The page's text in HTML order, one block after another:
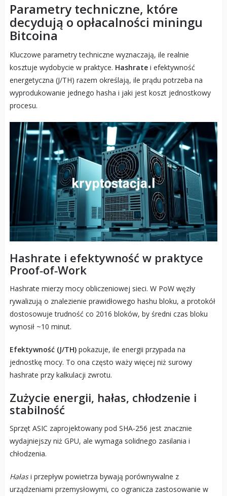
Parametry techniczne, które
decydują o opłacalności miningu
Bitcoina
Kluczowe parametry techniczne wyznaczają, ile realnie
kosztuje wydobycie w praktyce. Hashratei efektywność
energetyczna (J/TH) razem określają, ile prądu potrzeba na
wyprodukowanie jednego hasha i jaki jest koszt jednostkowy
procesu.
Hashrate i efektywność w praktyce
Proof‑of‑Work
Hashrate mierzy mocy obliczeniowej sieci. W PoW węzły
rywalizują o znalezienie prawidłowego hashu bloku, a protokół
dostosowuje trudność co 2016 bloków, by średni czas bloku
wynosił ~10 minut.
Efektywność (J/TH)pokazuje, ile energii przypada na
jednostkę mocy. To ona często waży więcej niż surowy
hashrate przy kalkulacji zwrotu.
Zużycie energii, hałas, chłodzenie i
stabilność
Sprzęt ASIC zaprojektowany pod SHA‑256 jest znacznie
wydajniejszy niż GPU, ale wymaga solidnego zasilania i
chłodzenia.
Hałasi przepływ powietrza bywają porównywalne z
urządzeniami przemysłowymi, co ogranicza zastosowanie w